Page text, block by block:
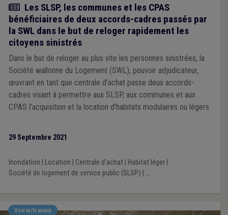
Actualité
Les SLSP, les communes et les CPAS
bénéficiaires de deux accords-cadres passés par
la SWL dans le but de reloger rapidement les
citoyens sinistrés
Dans le but de reloger au plus vite les personnes sinistrées, la
Société wallonne du Logement (SWL), pouvoir adjudicateur,
œuvrant en tant que centrale d’achat passe deux accords-
cadres visant à permettre aux SLSP, aux communes et aux
CPAS l'acquisition et la location d'habitats modulaires ou légers
29 Septembre 2021
Inondation Location Centrale d'achat| Habitat léger|
Société de logement de service public (SLSP)
...
Voirie/travaux